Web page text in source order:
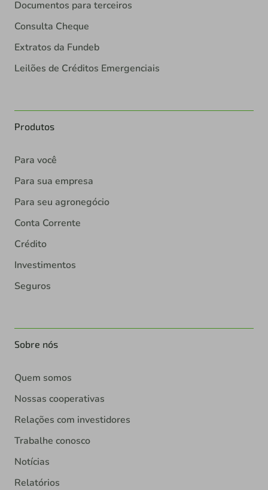
Documentos para terceiros
Consulta Cheque
Extratos da Fundeb
Leilões de Créditos Emergenciais
Produtos
Para você
Para sua empresa
Para seu agronegócio
Conta Corrente
Crédito
Investimentos
Seguros
Sobre nós
Quem somos
Nossas cooperativas
Relações com investidores
Trabalhe conosco
Notícias
Relatórios